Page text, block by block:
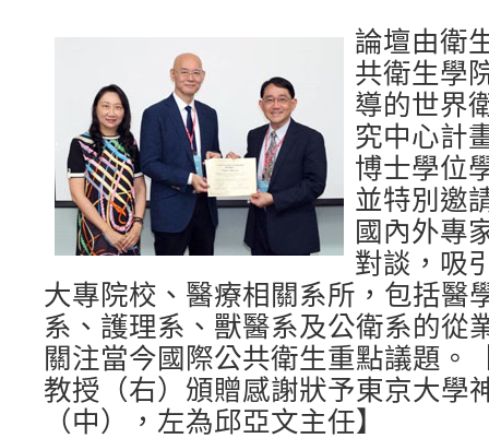
論壇由衛
共衛生學
導的世界
究中心計
博士學位
並特別邀
國內外專
對談，吸
大專院校、醫療相關系所，包括醫
系、護理系、獸醫系及公衛系的從
關注當今國際公共衛生重點議題。
教授（右）頒贈感謝狀予東京大學
（中），左為邱亞文主任】